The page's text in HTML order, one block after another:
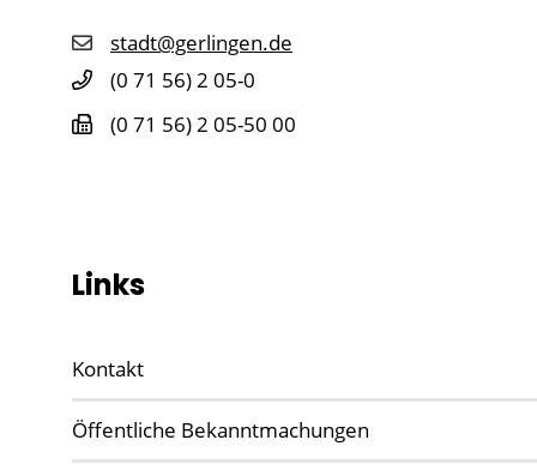
stadt@gerlingen.de
(0 71 56) 2 05-0
(0 71 56) 2 05-50 00
Links
Kontakt
Öffentliche Bekanntmachungen